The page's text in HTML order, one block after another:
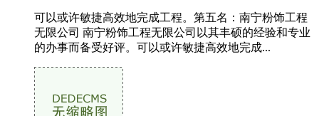
可以或许敏捷高效地完成工程。第五名：南宁粉饰工程
无限公司 南宁粉饰工程无限公司以其丰硕的经验和专业
的办事而备受好评。可以或许敏捷高效地完成...